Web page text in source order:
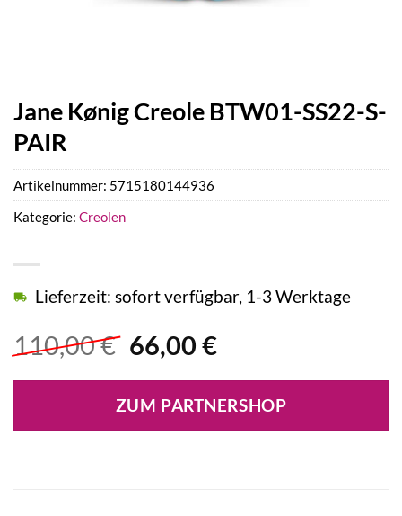
Jane Kønig Creole BTW01-SS22-S-
PAIR
110,00€ Ursprünglicher
war:
110,00 €
66,00 €Aktueller
ist:
66,00 €.
Lieferzeit: sofort verfügbar, 1-3 Werktage
ZUM PARTNERSHOP
Artikelnummer: 5715180144936
Kategorie: Creolen